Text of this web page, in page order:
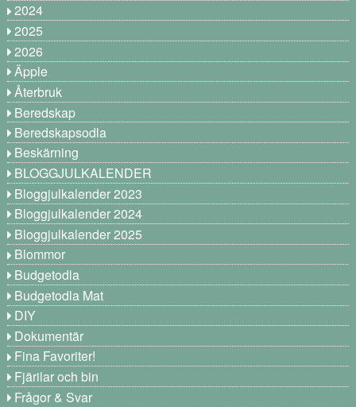
2024
2025
2026
Äpple
Återbruk
Beredskap
Beredskapsodla
Beskärning
BLOGGJULKALENDER
Bloggjulkalender 2023
Bloggjulkalender 2024
Bloggjulkalender 2025
Blommor
Budgetodla
Budgetodla Mat
DIY
Dokumentär
Fina Favoriter!
Fjärilar och bin
Frågor & Svar